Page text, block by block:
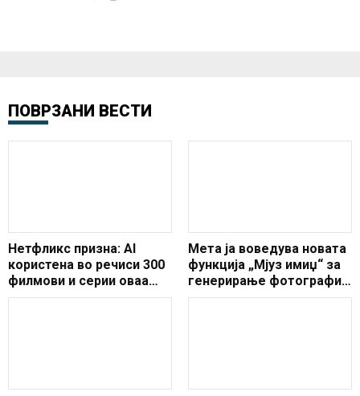
ПОВРЗАНИ ВЕСТИ
Нетфликс призна: AI
користена во речиси 300
филмови и серии оваа
година
Мета ја воведува новата
функција „Мјуз имиџ“ за
генерирање фотографии
со вештачка